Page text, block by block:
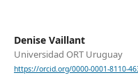
Denise Vaillant
Universidad ORT Uruguay
https://orcid.org/0000-0001-8110-